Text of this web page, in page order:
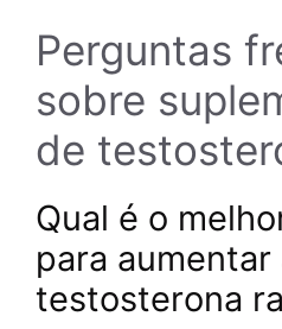
Perguntas
sobre
de
Qual é o
para aumentar
testosterona